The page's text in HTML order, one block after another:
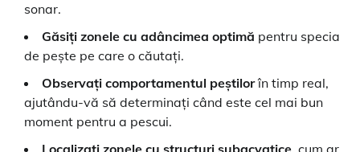
sonar.
Găsiți zonele cu adâncimea optimă pentru specia
de pește pe care o căutați.
Observați comportamentul peștilorîn timp real,
ajutându-vă să determinați când este cel mai bun
moment pentru a pescui.